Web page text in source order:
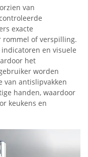
van
exacte
rommel of verspilling.
en visuele
het
worden
van antislipvakken
handen, waardoor
keukens en